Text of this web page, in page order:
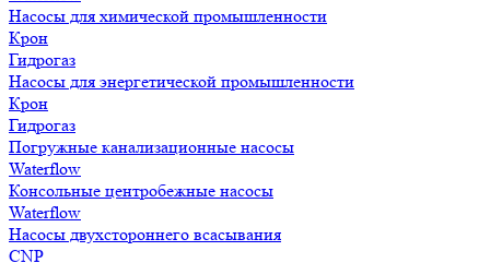
Насосы для химической промышленности
Крон
Гидрогаз
Насосы для энергетической промышленности
Крон
Гидрогаз
Погружные канализационные насосы
Waterflow
Консольные центробежные насосы
Waterflow
Насосы двухстороннего всасывания
CNP